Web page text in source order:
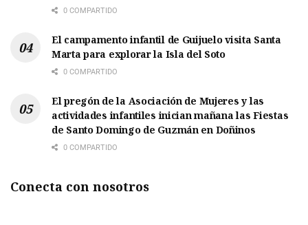
0 COMPARTIDO
El campamento infantil de Guijuelo visita Santa
Marta para explorar la Isla del Soto
0 COMPARTIDO
El pregón de la Asociación de Mujeres y las
actividades infantiles inician mañana las Fiestas
de Santo Domingo de Guzmán en Doñinos
0 COMPARTIDO
Conecta con nosotros